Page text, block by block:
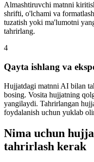
Almashtiruvchi matnni
shrifti, o'lchami va
tuzatish yoki ma'lumotni
tahrirlang.
4
Qayta ishlang va
Hujjatdagi matnni AI bilan
bosing. Vosita hujjatning
yangilaydi. Tahrirlangan
foydalanish uchun yuklab
Nima uchun
tahrirlash kerak